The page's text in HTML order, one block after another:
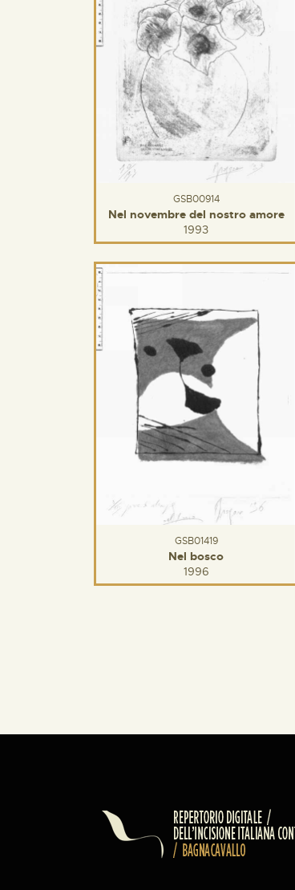
GSB00914
Nel novembre del nostro amore
1993
GSB01419
Nel bosco
1996